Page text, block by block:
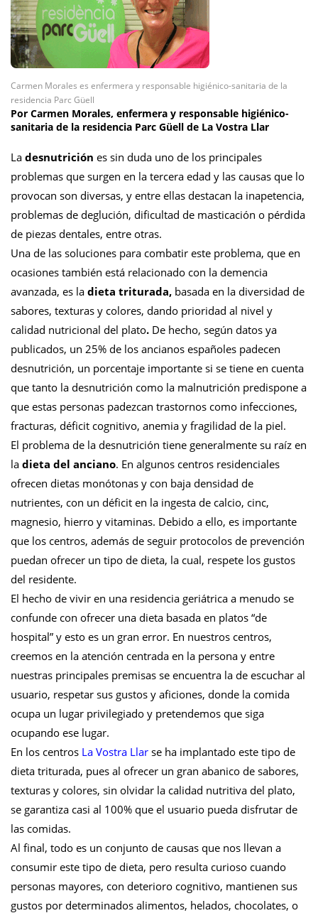
Carmen Morales es enfermera y responsable higiénico-sanitaria de la
residencia Parc Güell
Por Carmen Morales, enfermera y responsable higiénico-
sanitaria de la residencia Parc Güell de La Vostra Llar
La desnutrición es sin duda uno de los principales
problemas que surgen en la tercera edad y las causas que lo
provocan son diversas, y entre ellas destacan la inapetencia,
problemas de deglución, dificultad de masticación o pérdida
de piezas dentales, entre otras.
Una de las soluciones para combatir este problema, que en
ocasiones también está relacionado con la demencia
avanzada, es la dieta triturada, basada en la diversidad de
sabores, texturas y colores, dando prioridad al nivel y
calidad nutricional del plato. De hecho, según datos ya
publicados, un 25% de los ancianos españoles padecen
desnutrición, un porcentaje importante si se tiene en cuenta
que tanto la desnutrición como la malnutrición predispone a
que estas personas padezcan trastornos como infecciones,
fracturas, déficit cognitivo, anemia y fragilidad de la piel.
El problema de la desnutrición tiene generalmente su raíz en
la dieta del anciano. En algunos centros residenciales
ofrecen dietas monótonas y con baja densidad de
nutrientes, con un déficit en la ingesta de calcio, cinc,
magnesio, hierro y vitaminas. Debido a ello, es importante
que los centros, además de seguir protocolos de prevención
puedan ofrecer un tipo de dieta, la cual, respete los gustos
del residente.
El hecho de vivir en una residencia geriátrica a menudo se
confunde con ofrecer una dieta basada en platos “de
hospital” y esto es un gran error. En nuestros centros,
creemos en la atención centrada en la persona y entre
nuestras principales premisas se encuentra la de escuchar al
usuario, respetar sus gustos y aficiones, donde la comida
ocupa un lugar privilegiado y pretendemos que siga
ocupando ese lugar.
En los centros La Vostra Llar se ha implantado este tipo de
dieta triturada, pues al ofrecer un gran abanico de sabores,
texturas y colores, sin olvidar la calidad nutritiva del plato,
se garantiza casi al 100% que el usuario pueda disfrutar de
las comidas.
Al final, todo es un conjunto de causas que nos llevan a
consumir este tipo de dieta, pero resulta curioso cuando
personas mayores, con deterioro cognitivo, mantienen sus
gustos por determinados alimentos, helados, chocolates, o